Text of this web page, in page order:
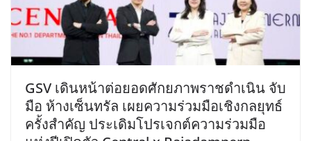
GSV เดินหน้าต่อยอดศักยภาพราชดำเนิน จับ
มือ ห้างเซ็นทรัล​ เผยความร่วมมือเชิงกลยุทธ์
ครั้งสำคัญ ประเดิมโปรเจกต์ความร่วมมือ